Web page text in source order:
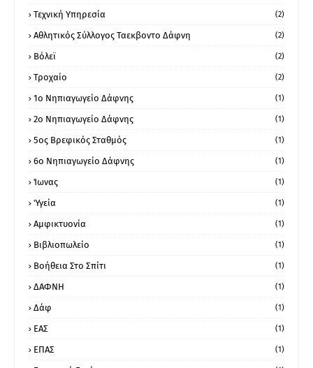
Τεχνική Υπηρεσία (2)
Αθλητικός Σύλλογος Ταεκβοντο Δάφνη (2)
Βόλεϊ (2)
Τροχαίο (2)
1ο Νηπιαγωγείο Δάφνης (1)
2ο Νηπιαγωγείο Δάφνης (1)
5ος Βρεφικός Σταθμός (1)
6ο Νηπιαγωγείο Δάφνης (1)
Ίωνας (1)
Ύγεία (1)
Αμφικτυονία (1)
Βιβλιοπωλείο (1)
Βοήθεια Στο Σπίτι (1)
ΔΑΦΝΗ (1)
Δάφ (1)
ΕΑΣ (1)
ΕΠΑΣ (1)